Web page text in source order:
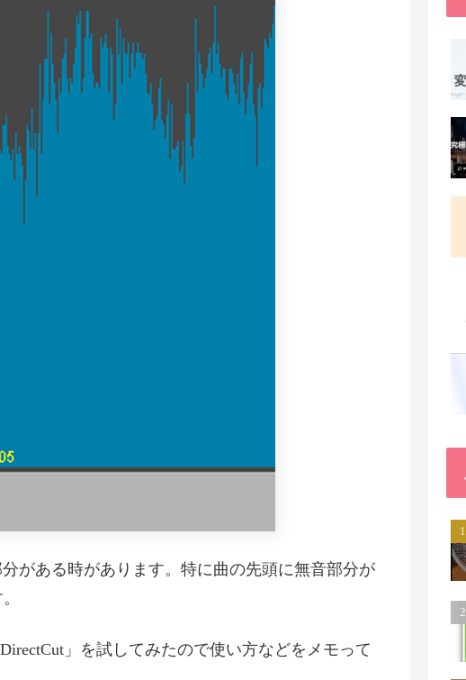
がある時があります。特に曲の先頭に無音部分が
」を試してみたので使い方などをメモって